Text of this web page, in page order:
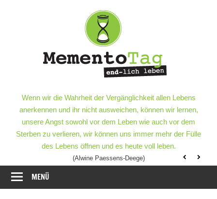
leben
end-
lich
leben
Wenn wir die Wahrheit der Vergänglichkeit allen Lebens
anerkennen und ihr nicht ausweichen, können wir lernen,
unsere Angst sowohl vor dem Leben wie auch vor dem
Sterben zu verlieren, wir können uns immer mehr der Fülle
des Lebens öffnen und es heute voll leben.
(Alwine Paessens-Deege)
MENÜ